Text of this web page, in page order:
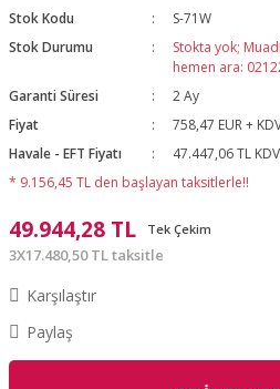
Stok Kodu
S-71W
Stok Durumu
Stokta yok;
hemen ara:
Garanti Süresi
2 Ay
Fiyat
758,47 EUR +
Havale - EFT Fiyatı
47.447,06 TL
* 9.156,45 TL den başlayan taksitlerle!!
49.944,28 TL Tek Çekim
3X17.480,50 TL taksitle
Karşılaştır
Paylaş